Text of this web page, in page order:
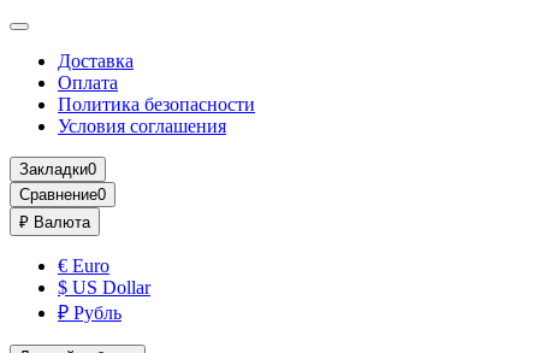
Доставка
Оплата
Политика безопасности
Условия соглашения
Закладки0
Сравнение0
₽ Валюта
€ Euro
$ US Dollar
₽ Рубль